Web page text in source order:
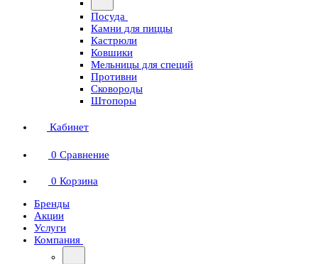
Посуда
Камни для пиццы
Кастрюли
Ковшики
Мельницы для специй
Противни
Сковороды
Штопоры
Кабинет
0 Сравнение
0 Корзина
Бренды
Акции
Услуги
Компания